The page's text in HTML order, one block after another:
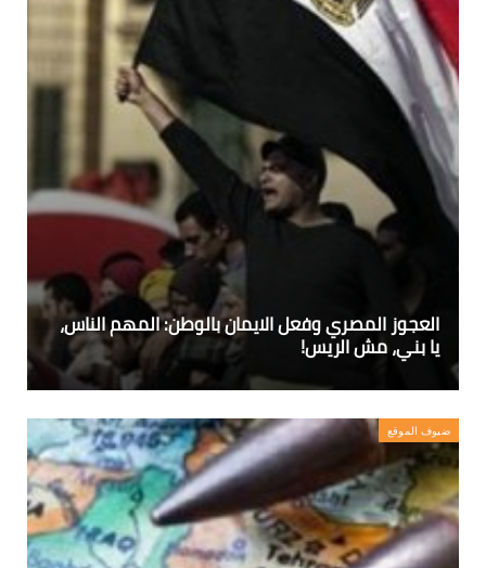
العجوز المصري وفعل الايمان بالوطن: المهم الناس،
يا بني، مش الريس!
ضيوف الموقع